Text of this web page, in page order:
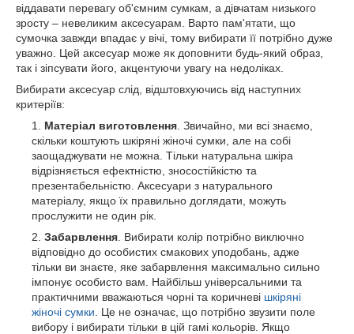
віддавати перевагу об'ємним сумкам, а дівчатам низького
зросту – невеликим аксесуарам. Варто пам'ятати, що
сумочка завжди впадає у вічі, тому вибирати її потрібно дуже
уважно. Цей аксесуар може як доповнити будь-який образ,
так і зіпсувати його, акцентуючи увагу на недоліках.
Вибирати аксесуар слід, відштовхуючись від наступних
критеріїв:
Матеріал виготовлення . Звичайно, ми всі знаємо,
скільки коштують шкіряні жіночі сумки, але на собі
заощаджувати не можна. Тільки натуральна шкіра
відрізняється ефектністю, зносостійкістю та
презентабельністю. Аксесуари з натурального
матеріалу, якщо їх правильно доглядати, можуть
прослужити не один рік.
Забарвлення . Вибирати колір потрібно виключно
відповідно до особистих смакових уподобань, адже
тільки ви знаєте, яке забарвлення максимально сильно
імпонує особисто вам. Найбільш універсальними та
практичними вважаються чорні та коричневі шкіряні
жіночі сумки . Це не означає, що потрібно звузити поле
вибору і вибирати тільки в цій гамі кольорів. Якщо